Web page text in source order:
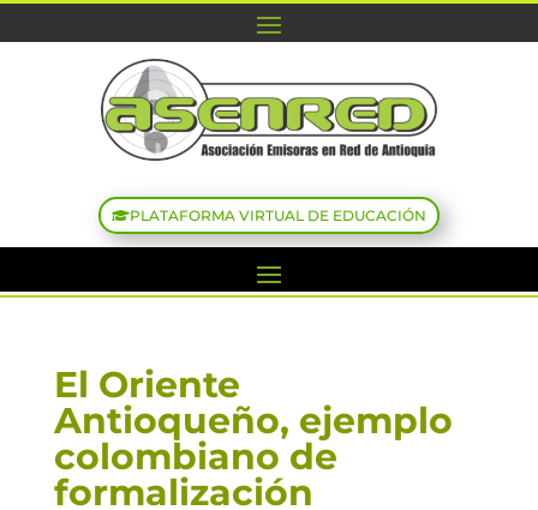
PLATAFORMA VIRTUAL DE EDUCACIÓN
El Oriente
Antioqueño, ejemplo
colombiano de
formalización